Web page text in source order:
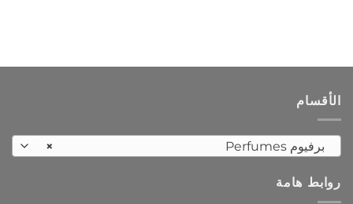
الأقسام
× برفيوم Perfumes
روابط هامة